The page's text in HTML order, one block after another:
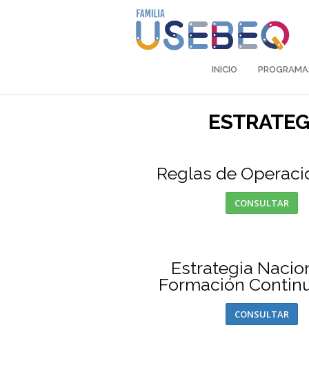
INICIO
Reglas de
CONSULTAR
Estrategia
Formación
CONSULTAR